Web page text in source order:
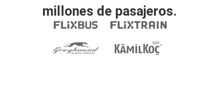
millones de pasajeros.